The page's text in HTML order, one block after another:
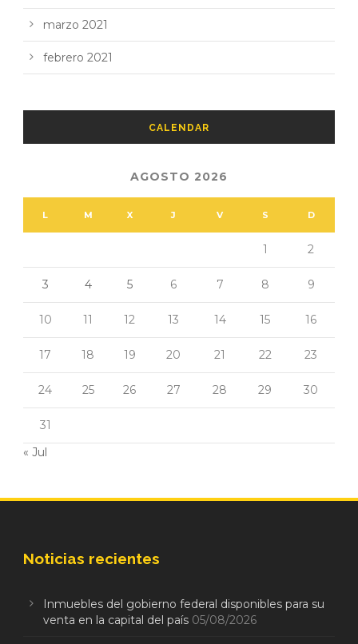
marzo 2021
febrero 2021
CALENDAR
AGOSTO 2026
L M X J V S D
1 2
3 4 5 6 7 8 9
10 11 12 13 14 15 16
17 18 19 20 21 22 23
24 25 26 27 28 29 30
31
« Jul
Noticias recientes
Inmuebles del gobierno federal disponibles para su
venta en la capital del país 05/08/2026